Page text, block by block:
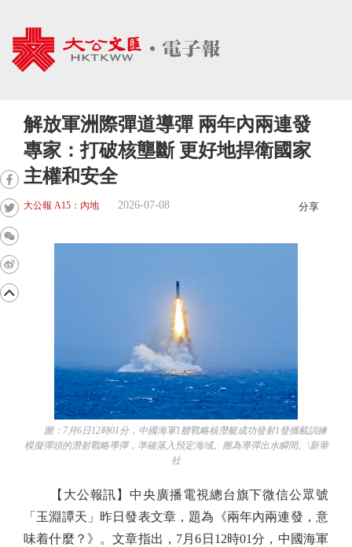
解放軍洲際彈道導彈 兩年內兩連發
專家：打破核壟斷 更好地捍衛國家
主權和安全
大公報 A15：內地 2026-07-08 分享
圖：7月6日12時01分，中國海軍1艘戰略核潛艇成功發射1發攜載訓練
模擬彈頭的潛射戰略導彈，準確落入預定海域。圖為導彈出水瞬間。\新華
社
【大公報訊】中央廣播電視總台旗下微信公眾號
「玉淵譚天」昨日發表文章，題為《兩年內兩連發，意
味着什麼？》。文章指出，7月6日12時01分，中國海軍